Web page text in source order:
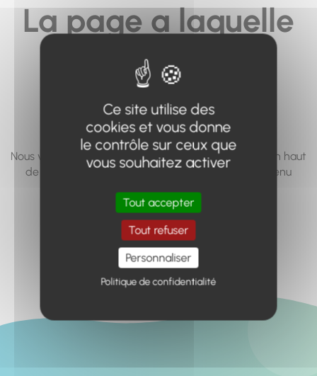
La page a laquelle
vous cherchez à
accéder n'existe
pas... ou plus.
Nous vous invitons à utiliser le moteur de recherche en haut
de page, ou à utiliser le menu pour trouver le contenu
Retour à l'accueil
Ce site utilise des
cookies et vous donne
le contrôle sur ceux que
vous souhaitez activer
Tout accepter
Tout refuser
Personnaliser
Politique de confidentialité